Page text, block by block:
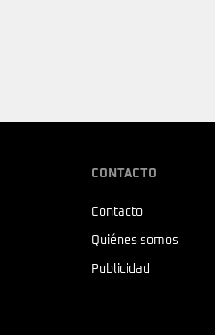
CONTACTO
Contacto
Quiénes somos
Publicidad